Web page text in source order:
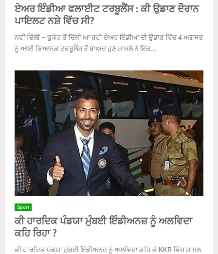
ਏਅਰ ਇੰਡੀਆ ਫਲਾਈਟ ਟਰਬੂਲੈਂਸ : ਕੀ ਉਡਾਣ ਦੌਰਾਨ
ਪਾਇਲਟ ਨਸ਼ੇ ਵਿੱਚ ਸੀ?
ਨਵੀਂ ਦਿੱਲੀ – ਫੁਕੇਟ ਤੋਂ ਦਿੱਲੀ ਆ ਰਹੀ ਏਅਰ ਇੰਡੀਆ ਦੀ ਉਡਾਣ ਵਿੱਚ 4 ਅਗਸਤ
ਨੂੰ ਆਈ ਭਿਆਨਕ ਟਰਬੂਲੈਂਸ ਤੋਂ ਬਾਅਦ ਹੁਣ ਮਾਮਲੇ ਨੇ ਇੱਕ...
Sport
ਕੀ ਹਾਰਦਿਕ ਪੰਡਯਾ ਮੁੰਬਈ ਇੰਡੀਅਨਜ਼ ਨੂੰ ਅਲਵਿਦਾ
ਕਹਿ ਰਿਹਾ ?
ਕੀ ਹਾਰਦਿਕ ਪੰਡਯਾ ਮੁੰਬਈ ਇੰਡੀਅਨਜ਼ ਨੂੰ ਅਲਵਿਦਾ ਕਹਿ ਕੇ KKR ਵਿੱਚ ਸ਼ਾਮਲ